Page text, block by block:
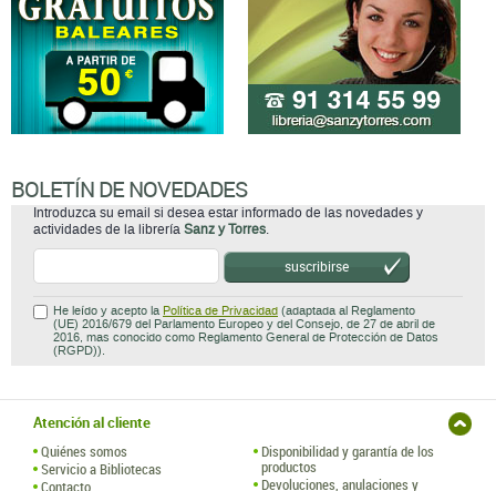
BOLETÍN DE NOVEDADES
Introduzca su email si desea estar informado de las novedades y
actividades de la librería Sanz y Torres.
suscribirse
He leído y acepto la Política de Privacidad (adaptada al Reglamento
(UE) 2016/679 del Parlamento Europeo y del Consejo, de 27 de abril de
2016, mas conocido como Reglamento General de Protección de Datos
(RGPD)).
Atención al cliente
Quiénes somos
Servicio a Bibliotecas
Contacto
Disponibilidad y garantía de los
productos
Devoluciones, anulaciones y